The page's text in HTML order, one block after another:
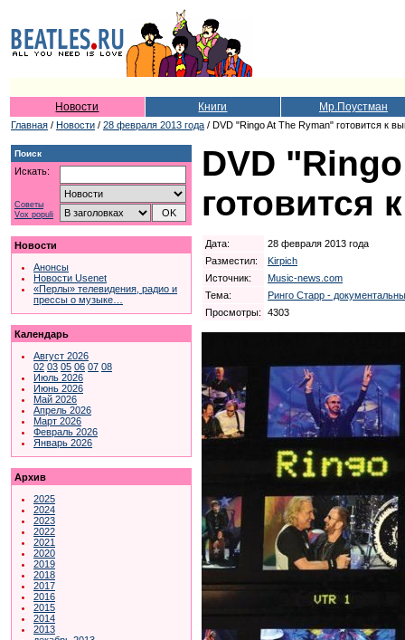
Новости Книги Мр.Поустман
Главная / Новости / 28 февраля 2013 года / DVD "Ringo At The Ryman" готовится к
Поиск
Искать:
Советы
Vox populi
Новости
Анонсы
Новости Usenet
«Перлы» телевидения, радио и
прессы о музыке…
Календарь
Август 2026
02 03 05 06 07 08
Июль 2026
Июнь 2026
Май 2026
Апрель 2026
Март 2026
Февраль 2026
Январь 2026
Архив
2025
2024
2023
2022
2021
2020
2019
2018
2017
2016
2015
2014
2013
DVD
готовится
Дата:
28 февраля 2013 года
Разместил:
Kirpich
Источник:
Music-news.com
Тема:
Ринго Старр -
Просмотры:
4303